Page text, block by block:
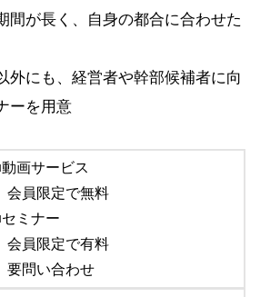
間が長く、自身の都合に合わせた
外にも、経営者や幹部候補者に向
ーを用意
画サービス
会員限定で無料
ミナー
会員限定で有料
要問い合わせ